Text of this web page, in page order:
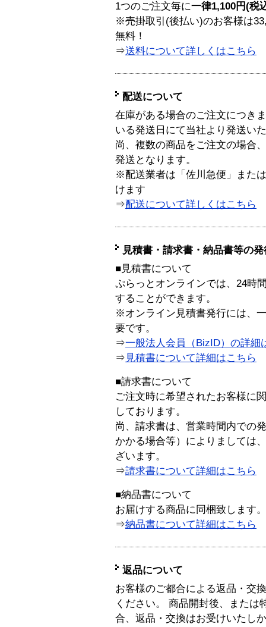
1つのご注文毎に一律1,100円(税
※売掛取引(後払い)のお客様は
無料！
⇒送料について詳しくはこちら
配送について
在庫がある場合のご注文につき
いる発送日にて当社より発送い
尚、複数の商品をご注文の場合
発送となります。
※配送業者は「佐川急便」また
けます
⇒配送について詳しくはこちら
見積書・請求書・納品書等の
■見積書について
ぷらっとオンラインでは、24時
することができます。
※オンライン見積書発行には、
要です。
⇒一般法人会員（BizID）の詳細
⇒ 見積書について詳細はこちら
■請求書について
ご注文時に希望されたお客様に
しております。
尚、請求書は、営業時間内での
かかる場合等）によりましては
ざいます。
⇒請求書について詳細はこちら
■納品書について
お届けする商品に同梱致します。
⇒納品書について詳細はこちら
返品について
お客様のご都合による返品・交
ください。 商品開封後、または
合、返品・交換はお受けいたし